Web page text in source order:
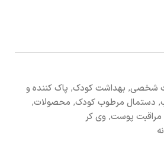
شخصی, بهداشت کودک, پاک کننده و
, دستمال مرطوب کودک, محصولات,
مراقبت پوست, وی کر